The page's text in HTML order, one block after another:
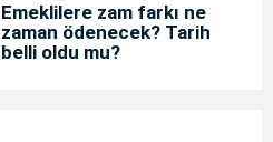
Emeklilere zam farkı ne
zaman ödenecek? Tarih
belli oldu mu?